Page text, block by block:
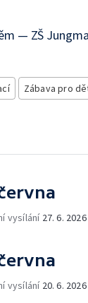
— ZŠ
Zábava pro
vysílání 27. 6. 2026
vysílání 20. 6. 2026